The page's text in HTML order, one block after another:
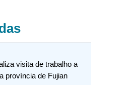
visita de trabalho a
província de Fujian